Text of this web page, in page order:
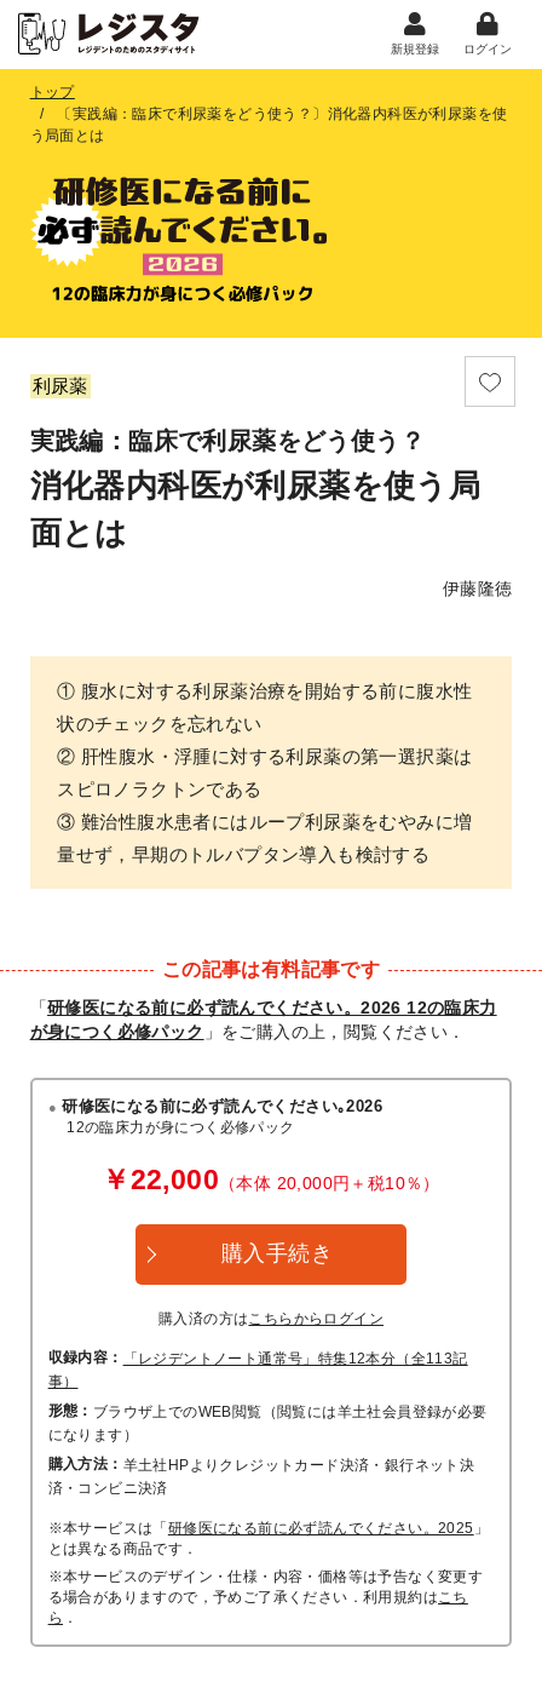
新規登録 ログイン
トップ
〔実践編：臨床で利尿薬をどう使う？〕消化器内科医が利尿薬を使
う局面とは
利尿薬
実践編：臨床で利尿薬をどう使う？
消化器内科医が利尿薬を使う局
面とは
伊藤隆徳
① 腹水に対する利尿薬治療を開始する前に腹水性
状のチェックを忘れない
② 肝性腹水・浮腫に対する利尿薬の第一選択薬は
スピロノラクトンである
③ 難治性腹水患者にはループ利尿薬をむやみに増
量せず，早期のトルバプタン導入も検討する
この記事は有料記事です
「研修医になる前に必ず読んでください。2026 12の臨床力
が身につく必修パック 」をご購入の上，閲覧ください．
研修医になる前に必ず読んでください｡2026
12の臨床力が身につく必修パック
￥22,000 （本体 20,000円＋税10％）
購入手続き
購入済の方は こちらからログイン
収録内容：
「レジデントノート通常号」特集12本分（全113記
事）
形態： ブラウザ上でのWEB閲覧（閲覧には羊土社会員登録が必要
になります）
購入方法： 羊土社HPよりクレジットカード決済・銀行ネット決
済・コンビニ決済
※本サービスは「研修医になる前に必ず読んでください。2025 」
とは異なる商品です．
※本サービスのデザイン・仕様・内容・価格等は予告なく変更す
る場合がありますので，予めご了承ください．利用規約は こち
ら ．